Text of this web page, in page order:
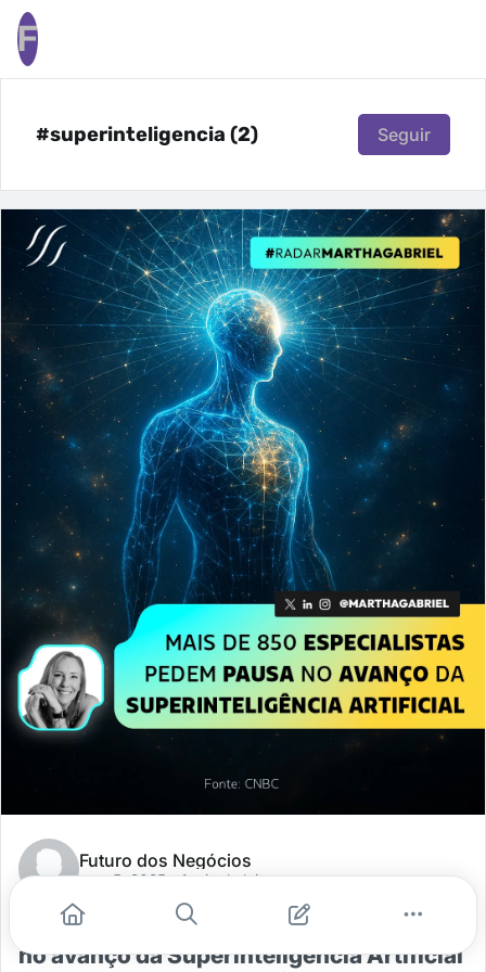
F
#superinteligencia (2) Seguir
Futuro dos Negócios
nov. 5, 2025- 1 min de leitura
Mais de 850 especialistas pedem pausa
no avanço da Superinteligência Artificial